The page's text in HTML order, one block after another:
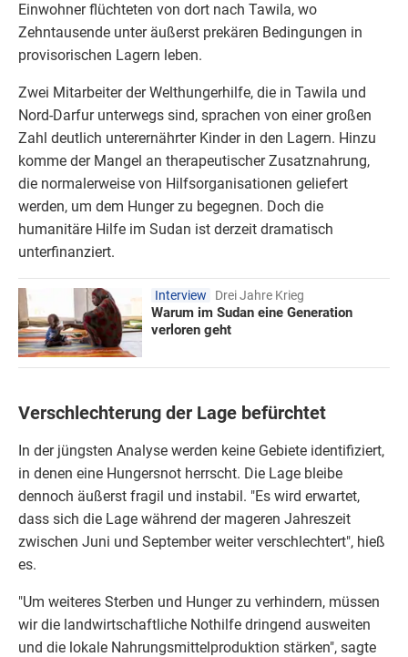
Einwohner flüchteten von dort nach Tawila, wo
Zehntausende unter äußerst prekären Bedingungen in
provisorischen Lagern leben.
Zwei Mitarbeiter der Welthungerhilfe, die in Tawila und
Nord-Darfur unterwegs sind, sprachen von einer großen
Zahl deutlich unterernährter Kinder in den Lagern. Hinzu
komme der Mangel an therapeutischer Zusatznahrung,
die normalerweise von Hilfsorganisationen geliefert
werden, um dem Hunger zu begegnen. Doch die
humanitäre Hilfe im Sudan ist derzeit dramatisch
unterfinanziert.
Interview Drei Jahre Krieg
Warum im Sudan eine Generation
verloren geht
Verschlechterung der Lage befürchtet
In der jüngsten Analyse werden keine Gebiete identifiziert,
in denen eine Hungersnot herrscht. Die Lage bleibe
dennoch äußerst fragil und instabil. "Es wird erwartet,
dass sich die Lage während der mageren Jahreszeit
zwischen Juni und September weiter verschlechtert", hieß
es.
"Um weiteres Sterben und Hunger zu verhindern, müssen
wir die landwirtschaftliche Nothilfe dringend ausweiten
und die lokale Nahrungsmittelproduktion stärken", sagte